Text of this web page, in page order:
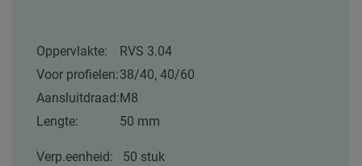
Oppervlakte:
RVS 3.04
Voor profielen:38/40, 40/60
Aansluitdraad:M8
Lengte:
50 mm
Verp.eenheid:
50 stuk